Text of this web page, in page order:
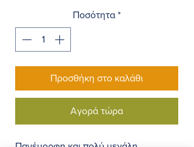
Ποσότητα *
Προσθήκη στο καλάθι
Αγορά τώρα